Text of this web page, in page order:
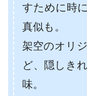
すために時
真似も。
架空のオリ
ど、隠しき
味。